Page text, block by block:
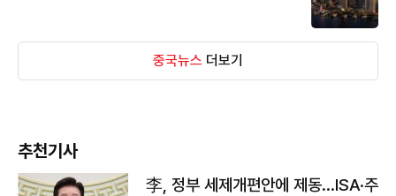
중국뉴스 더보기
추천기사
李, 정부 세제개편안에 제동…ISA·주